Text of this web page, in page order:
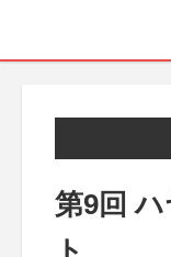
第9回
ト